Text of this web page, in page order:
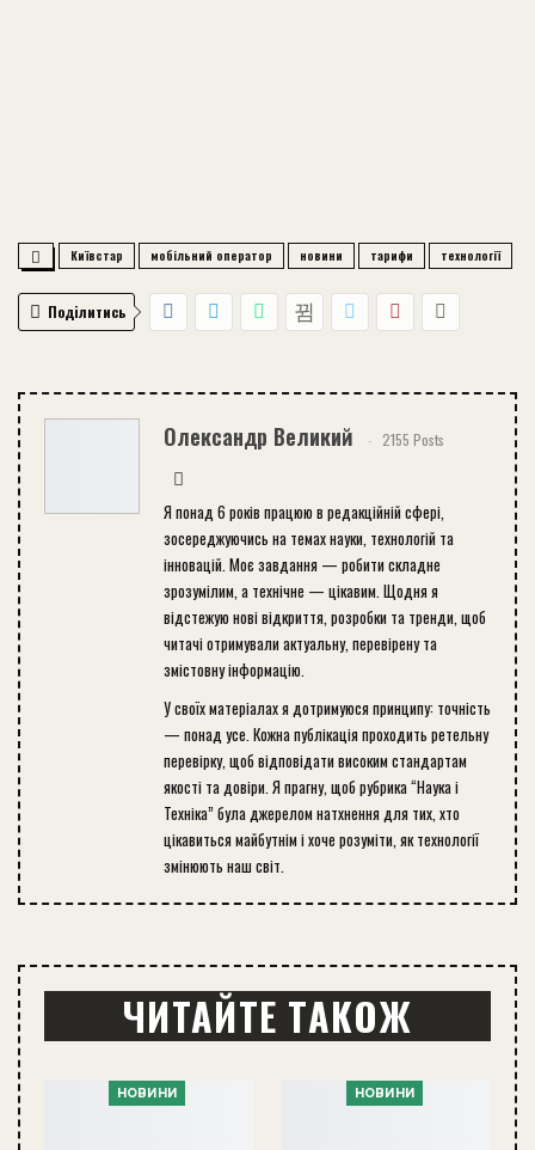
Київстар мобільний оператор новини тарифи технології
Поділитись
Олександр Великий 2155 Posts
Я понад 6 років працюю в редакційній сфері,
зосереджуючись на темах науки, технологій та
інновацій. Моє завдання — робити складне
зрозумілим, а технічне — цікавим. Щодня я
відстежую нові відкриття, розробки та тренди, щоб
читачі отримували актуальну, перевірену та
змістовну інформацію.
У своїх матеріалах я дотримуюся принципу: точність
— понад усе. Кожна публікація проходить ретельну
перевірку, щоб відповідати високим стандартам
якості та довіри. Я прагну, щоб рубрика “Наука і
Техніка” була джерелом натхнення для тих, хто
цікавиться майбутнім і хоче розуміти, як технології
змінюють наш світ.
ЧИТАЙТЕ ТАКОЖ
НОВИНИ НОВИНИ